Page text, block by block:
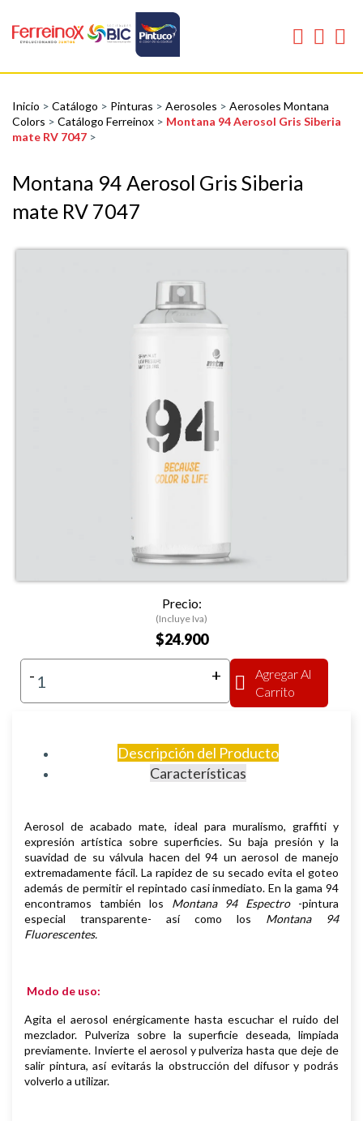
Inicio > Catálogo > Pinturas > Aerosoles > Aerosoles Montana
Colors > Catálogo Ferreinox > Montana 94 Aerosol Gris Siberia
mate RV 7047 >
Montana 94 Aerosol Gris Siberia
mate RV 7047
Precio:
(Incluye Iva)
$24.900
- +
Agregar Al
Carrito
Descripción del Producto
Características
Aerosol deacabado mate, ideal para muralismo, graffiti y
expresión artística sobre superficies. Su baja presión y la
suavidad de su válvula hacen del 94 un aerosol de manejo
extremadamente fácil. La rapidez de su secado evita el goteo
además de permitir el repintado casi inmediato.En la gama 94
encontramos también los Montana 94 Espectro-pintura
especial transparente- así como los Montana 94
Fluorescentes.
Modo de uso:
Agita el aerosol enérgicamente hasta escuchar el ruido del
mezclador. Pulveriza sobre la superficie deseada, limpiada
previamente. Invierte el aerosol y pulveriza hasta que deje de
salir pintura, así evitarás la obstrucción del difusor y podrás
volverlo a utilizar.